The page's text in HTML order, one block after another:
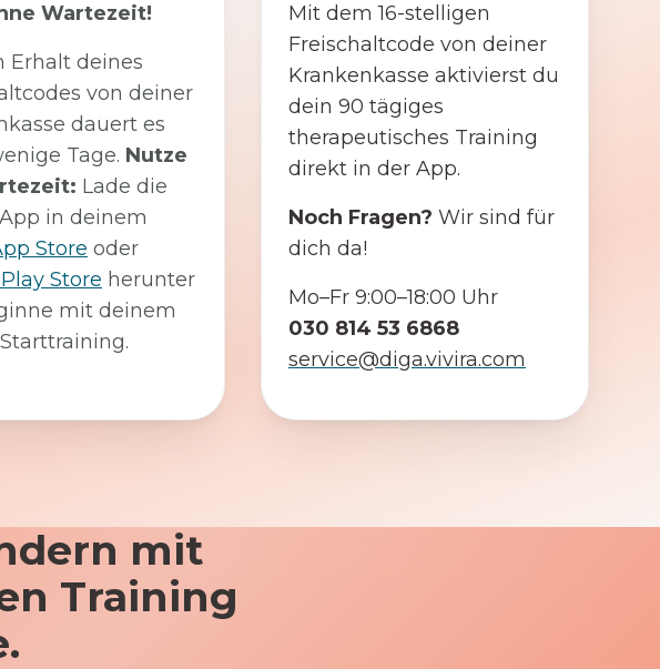
Wartezeit!
Erhalt deines
von deiner
dauert es
Tage. Nutze
Lade die
in deinem
Store oder
Store herunter
mit deinem
Mit dem 16-stelligen
Freischaltcode von deiner
Krankenkasse aktivierst du
dein 90 tägiges
therapeutisches Training
direkt in der App.
Noch Fragen? Wir sind für
dich da!
Mo–Fr 9:00–18:00 Uhr
030 814 53 6868
service@diga.vivira.com
mit
Training